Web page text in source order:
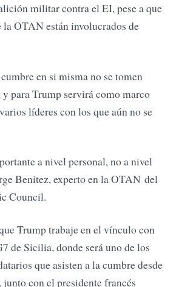
militar contra el EI, pese a que
OTAN están involucrados de
en si misma no se tomen
y para Trump servirá como marco
líderes con los que aún no se
a nivel personal, no a nivel
Benitez, experto en la OTAN del
Council.
Trump trabaje en el vínculo con
de Sicilia, donde será uno de los
que asisten a la cumbre desde
junto con el presidente francés